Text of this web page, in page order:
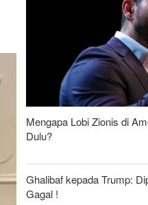
Mengapa Lobi Zionis di
Dulu?
Ghalibaf kepada Trump:
Gagal !